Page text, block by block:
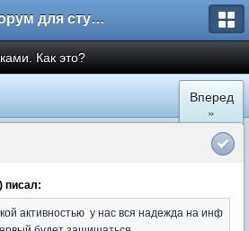
Форум для студента СГА
Как это?
Вперед
»
писал:
активностью у нас вся надежда на инф